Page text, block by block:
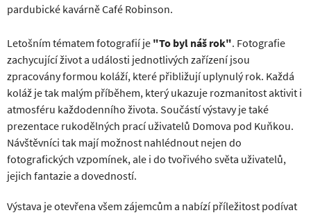
pardubické kavárně Café Robinson.
Letošním tématem fotografií je "To byl náš rok". Fotografie
zachycující život a události jednotlivých zařízení jsou
zpracovány formou koláží, které přibližují uplynulý rok. Každá
koláž je tak malým příběhem, který ukazuje rozmanitost aktivit i
atmosféru každodenního života. Součástí výstavy je také
prezentace rukodělných prací uživatelů Domova pod Kuňkou.
Návštěvníci tak mají možnost nahlédnout nejen do
fotografických vzpomínek, ale i do tvořivého světa uživatelů,
jejich fantazie a dovedností.
Výstava je otevřena všem zájemcům a nabízí příležitost podívat